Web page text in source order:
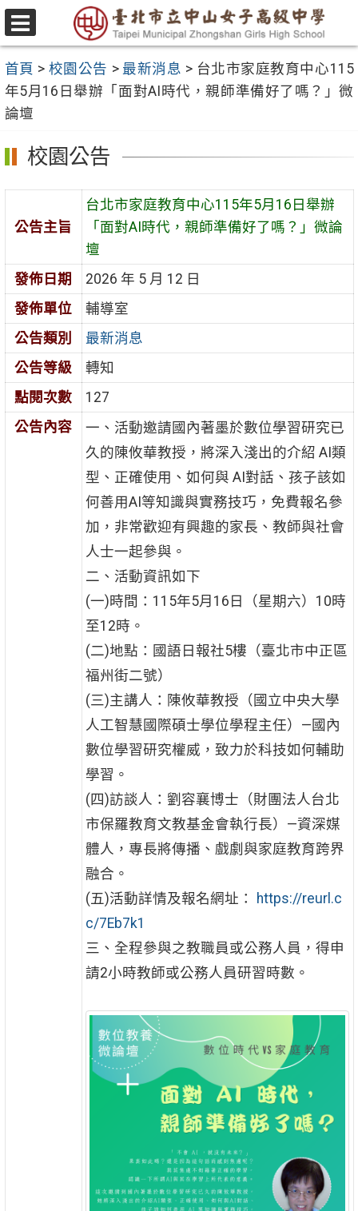
跳
至
要
內
容
區
選
單
首頁 > 校園公告 > 最新消息 > 台北市家庭教育中心115
年5月16日舉辦「面對AI時代，親師準備好了嗎？」微
論壇
校園公告
公告主旨
台北市家庭教育中心115年5月16日舉辦
「面對AI時代，親師準備好了嗎？」微論
壇
發佈日期
2026 年 5 月 12 日
發佈單位
輔導室
公告類別
最新消息
公告等級
轉知
點閱次數
127
公告內容
一、活動邀請國內著墨於數位學習研究已
久的陳攸華教授，將深入淺出的介紹 AI類
型、正確使用、如何與 AI對話、孩子該如
何善用AI等知識與實務技巧，免費報名參
加，非常歡迎有興趣的家長、教師與社會
人士一起參與。
二、活動資訊如下
(一)時間：115年5月16日（星期六）10時
至12時。
(二)地點：國語日報社5樓（臺北市中正區
福州街二號）
(三)主講人：陳攸華教授（國立中央大學
人工智慧國際碩士學位學程主任）—國內
數位學習研究權威，致力於科技如何輔助
學習。
(四)訪談人：劉容襄博士（財團法人台北
市保羅教育文教基金會執行長）—資深媒
體人，專長將傳播、戲劇與家庭教育跨界
融合。
(五)活動詳情及報名網址：
https://reurl.c
c/7Eb7k1
三、全程參與之教職員或公務人員，得申
請2小時教師或公務人員研習時數。